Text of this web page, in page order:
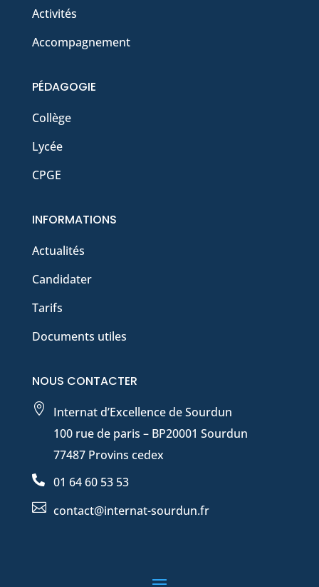
Activités
Accompagnement
PÉDAGOGIE
Collège
Lycée
CPGE
INFORMATIONS
Actualités
Candidater
Tarifs
Documents utiles
NOUS CONTACTER

Internat d’Excellence de Sourdun
100 rue de paris – BP20001 Sourdun
77487 Provins cedex
 01 64 60 53 53
 contact@internat-sourdun.fr